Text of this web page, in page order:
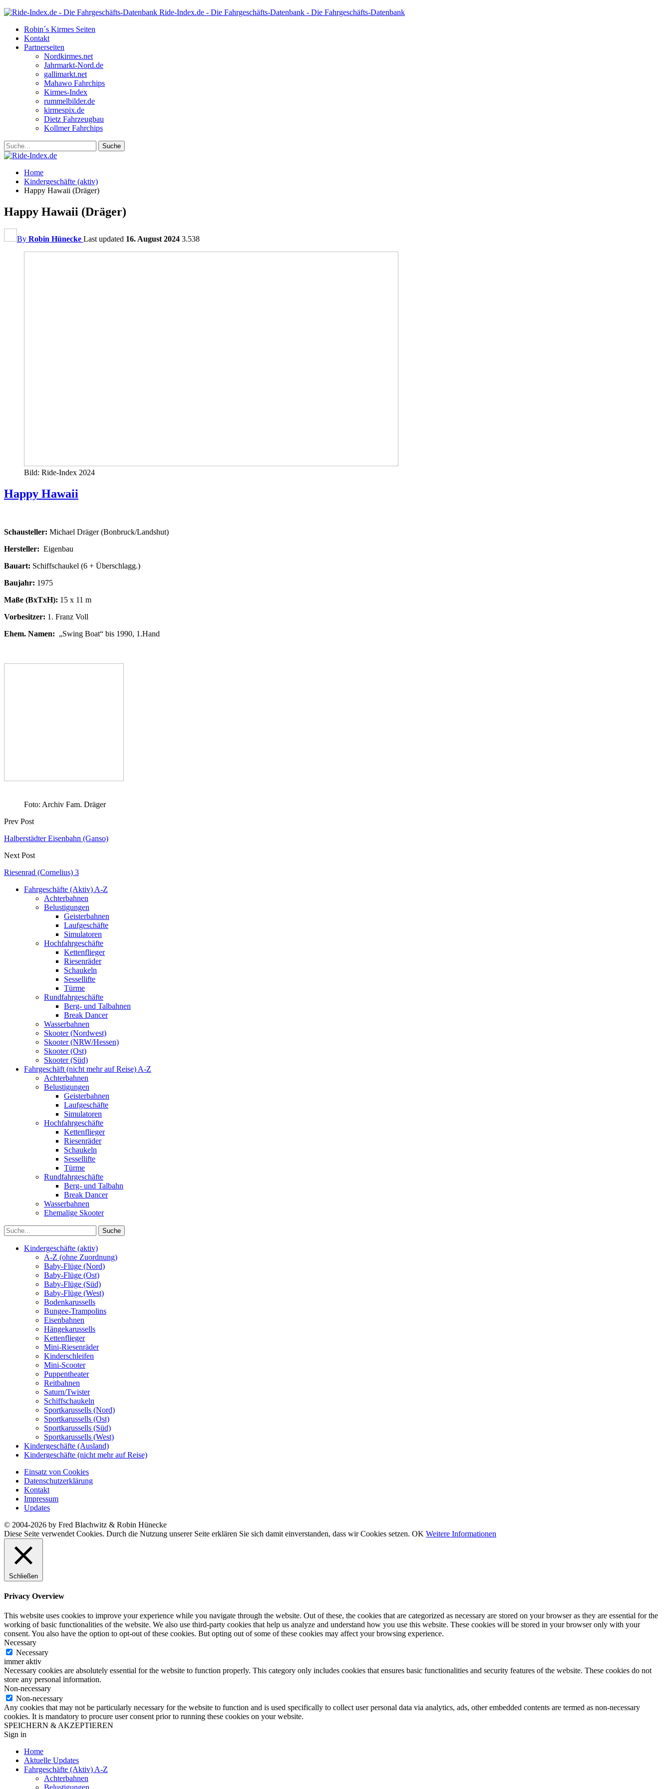
Ride-Index.de - Die Fahrgeschäfts-Datenbank - Die Fahrgeschäfts-Datenbank
Robin´s Kirmes Seiten
Kontakt
Partnerseiten
Nordkirmes.net
Jahrmarkt-Nord.de
gallimarkt.net
Mahawo Fahrchips
Kirmes-Index
rummelbilder.de
kirmespix.de
Dietz Fahrzeugbau
Kollmer Fahrchips
Home
Kindergeschäfte (aktiv)
Happy Hawaii (Dräger)
Happy Hawaii (Dräger)
By Robin Hünecke Last updated 16. August 2024 3.538
Bild: Ride-Index 2024
Happy Hawaii
Schausteller: Michael Dräger (Bonbruck/Landshut)
Hersteller: Eigenbau
Bauart: Schiffschaukel (6 + Überschlagg.)
Baujahr: 1975
Maße (BxTxH): 15 x 11 m
Vorbesitzer: 1. Franz Voll
Ehem. Namen: „Swing Boat“ bis 1990, 1.Hand
Foto: Archiv Fam. Dräger
Prev Post
Halberstädter Eisenbahn (Ganso)
Next Post
Riesenrad (Cornelius) 3
Fahrgeschäfte (Aktiv) A-Z
Achterbahnen
Belustigungen
Geisterbahnen
Laufgeschäfte
Simulatoren
Hochfahrgeschäfte
Kettenflieger
Riesenräder
Schaukeln
Sessellifte
Türme
Rundfahrgeschäfte
Berg- und Talbahnen
Break Dancer
Wasserbahnen
Skooter (Nordwest)
Skooter (NRW/Hessen)
Skooter (Ost)
Skooter (Süd)
Fahrgeschäft (nicht mehr auf Reise) A-Z
Achterbahnen
Belustigungen
Geisterbahnen
Laufgeschäfte
Simulatoren
Hochfahrgeschäfte
Kettenflieger
Riesenräder
Schaukeln
Sessellifte
Türme
Rundfahrgeschäfte
Berg- und Talbahn
Break Dancer
Wasserbahnen
Ehemalige Skooter
Kindergeschäfte (aktiv)
A-Z (ohne Zuordnung)
Baby-Flüge (Nord)
Baby-Flüge (Ost)
Baby-Flüge (Süd)
Baby-Flüge (West)
Bodenkarussells
Bungee-Trampolins
Eisenbahnen
Hängekarussells
Kettenflieger
Mini-Riesenräder
Kinderschleifen
Mini-Scooter
Puppentheater
Reitbahnen
Saturn/Twister
Schiffschaukeln
Sportkarussells (Nord)
Sportkarussells (Ost)
Sportkarussells (Süd)
Sportkarussells (West)
Kindergeschäfte (Ausland)
Kindergeschäfte (nicht mehr auf Reise)
Einsatz von Cookies
Datenschutzerklärung
Kontakt
Impressum
Updates
© 2004-2026 by Fred Blachwitz & Robin Hünecke
Diese Seite verwendet Cookies. Durch die Nutzung unserer Seite erklären Sie sich damit einverstanden, dass wir Cookies setzen. OK Weitere Informationen
Schließen
Privacy Overview
This website uses cookies to improve your experience while you navigate through the website. Out of these, the cookies that are categorized as necessary are stored on your browser as they are essential for the
working of basic functionalities of the website. We also use third-party cookies that help us analyze and understand how you use this website. These cookies will be stored in your browser only with your
consent. You also have the option to opt-out of these cookies. But opting out of some of these cookies may affect your browsing experience.
Necessary
Necessary
immer aktiv
Necessary cookies are absolutely essential for the website to function properly. This category only includes cookies that ensures basic functionalities and security features of the website. These cookies do not
store any personal information.
Non-necessary
Non-necessary
Any cookies that may not be particularly necessary for the website to function and is used specifically to collect user personal data via analytics, ads, other embedded contents are termed as non-necessary
cookies. It is mandatory to procure user consent prior to running these cookies on your website.
SPEICHERN & AKZEPTIEREN
Sign in
Home
Aktuelle Updates
Fahrgeschäfte (Aktiv) A-Z
Achterbahnen